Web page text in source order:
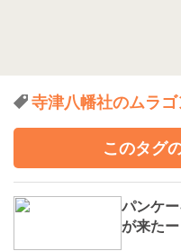
寺津八幡社のムラ
このタグ
パンケ
が来たー